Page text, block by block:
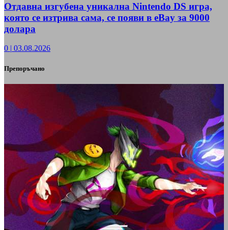
Отдавна изгубена уникална Nintendo DS игра,
която се изтрива сама, се появи в eBay за 9000
долара
0 | 03.08.2026
Препоръчано